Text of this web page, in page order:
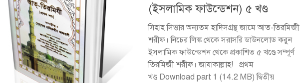
(ইসলামিক ফাউন্ডেশন) ৫ খণ্ড
সিহাহ সিত্তার অন্যতম হাদিসগ্রন্থ জামে আত-তিরমিজী
শরীফ। নিচের লিঙ্ক থেকে সরাসরি ডাউনলোড করুন
ইসলামিক ফাউন্ডেশন থেকে প্রকাশিত ৫ খণ্ডে সম্পূর্ণ
তিরমিজী শরীফ। জাযাকাল্লাহ! প্রথম
খণ্ড Download part 1 (14.2 MB) দ্বিতীয়